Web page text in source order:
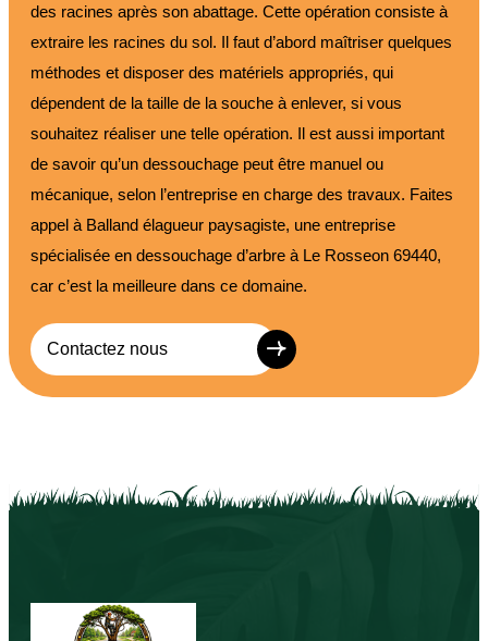
des racines après son abattage. Cette opération consiste à
extraire les racines du sol. Il faut d’abord maîtriser quelques
méthodes et disposer des matériels appropriés, qui
dépendent de la taille de la souche à enlever, si vous
souhaitez réaliser une telle opération. Il est aussi important
de savoir qu’un dessouchage peut être manuel ou
mécanique, selon l’entreprise en charge des travaux. Faites
appel à Balland élagueur paysagiste, une entreprise
spécialisée en dessouchage d’arbre à Le Rosseon 69440,
car c’est la meilleure dans ce domaine.
Contactez nous